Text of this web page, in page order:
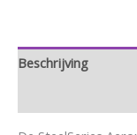
Beschrijving